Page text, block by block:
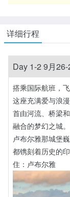
详细行程
Day 1-2 9月
搭乘国际航班，
这座充满爱与浪
首由河流、桥梁
融合的梦幻之城。
卢布尔雅那城堡
都镌刻着历史的印
住：卢布尔雅